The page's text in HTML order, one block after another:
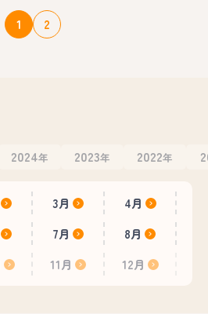
1 2
2024年 2023年 2022年
3月
4月
7月
8月
11月 12月